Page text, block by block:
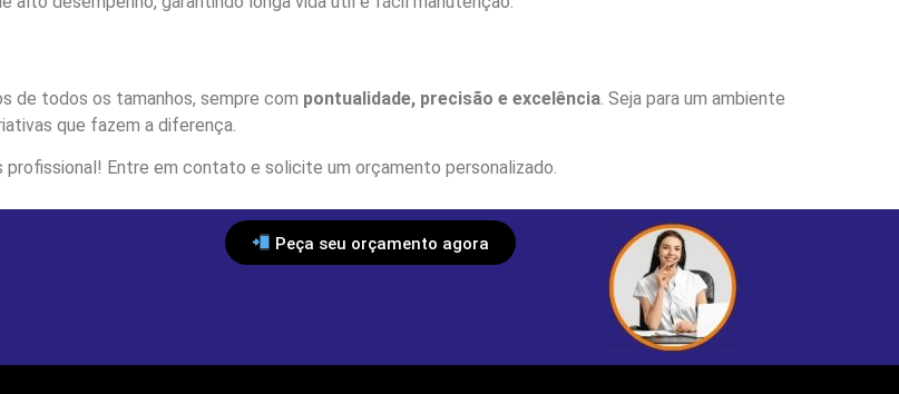
de todos os tamanhos, sempre com pontualidade, precisão e excelência. Seja para um ambiente
que fazem a diferença.
profissional! Entre em contato e solicite um orçamento personalizado.
Peça seu orçamento agora